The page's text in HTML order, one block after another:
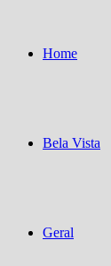
Home
Bela Vista
Geral